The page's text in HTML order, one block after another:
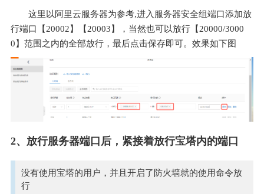
这里以阿里云服务器为参考,进入服务器安全组端口添加放
行端口【20002】【20003】，当然也可以放行【20000/3000
0】范围之内的全部放行，最后点击保存即可。效果如下图
2、放行服务器端口后，紧接着放行宝塔内的端口
没有使用宝塔的用户，并且开启了防火墙就的使用命令放
行